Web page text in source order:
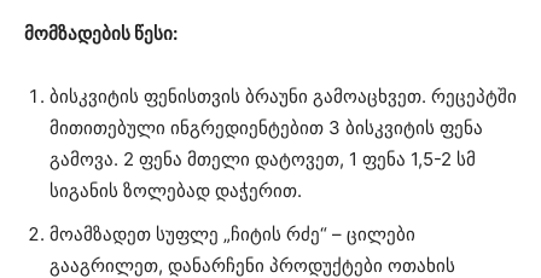
მომზადების წესი:
ბისკვიტის ფენისთვის ბრაუნი გამოაცხვეთ. რეცეპტში
მითითებული ინგრედიენტებით 3 ბისკვიტის ფენა
გამოვა. 2 ფენა მთელი დატოვეთ, 1 ფენა 1,5-2 სმ
სიგანის ზოლებად დაჭერით.
მოამზადეთ სუფლე „ჩიტის რძე“ – ცილები
გააგრილეთ, დანარჩენი პროდუქტები ოთახის